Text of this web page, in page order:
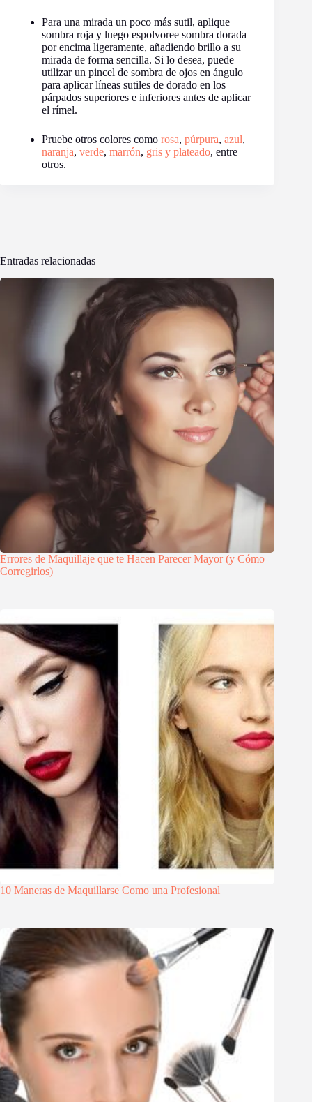
Para una mirada un poco más sutil, aplique
sombra roja y luego espolvoree sombra dorada
por encima ligeramente, añadiendo brillo a su
mirada de forma sencilla. Si lo desea, puede
utilizar un pincel de sombra de ojos en ángulo
para aplicar líneas sutiles de dorado en los
párpados superiores e inferiores antes de aplicar
el rímel.
Pruebe otros colores como rosa, púrpura, azul,
naranja, verde, marrón, gris y plateado, entre
otros.
Entradas relacionadas
Errores de Maquillaje que te Hacen Parecer Mayor (y Cómo
Corregirlos)
10 Maneras de Maquillarse Como una Profesional